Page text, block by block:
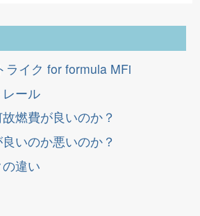
ライク for formula MFi
ール
燃費が良いのか？
いのか悪いのか？
違い